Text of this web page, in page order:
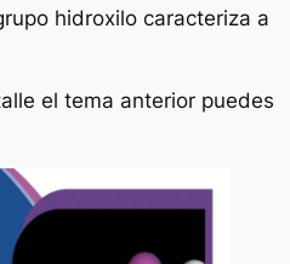
hidroxilo caracteriza a
el tema anterior puedes